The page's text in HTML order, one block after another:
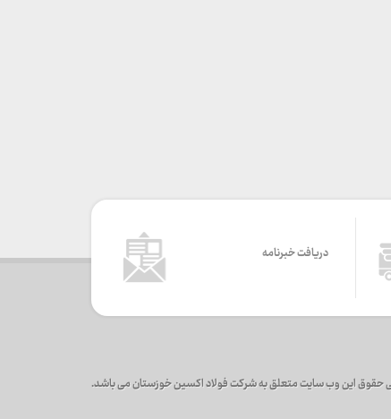
دریافت خبرنامه
حقوق این وب سایت متعلق به شرکت فولاد اکسین خوزستان می باشد.